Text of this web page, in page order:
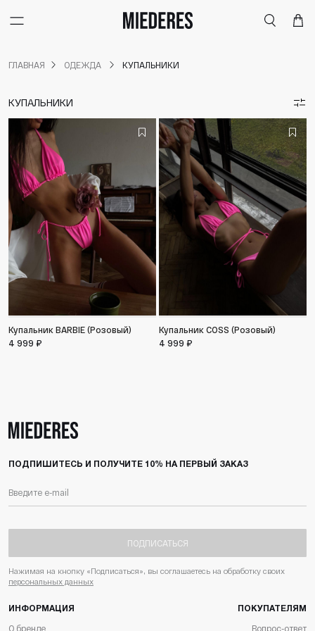
Меню Поиск
ГЛАВНАЯ ОДЕЖДА КУПАЛЬНИКИ
КУПАЛЬНИКИ
Купальник BARBIE (Розовый)
4 999 ₽
Купальник COSS (Розовый)
4 999 ₽
ПОДПИШИТЕСЬ И ПОЛУЧИТЕ 10% НА ПЕРВЫЙ ЗАКАЗ
ПОДПИСАТЬСЯ
Нажимая на кнопку «Подписаться», вы соглашаетесь на обработку своих
персональных данных
ИНФОРМАЦИЯ
О бренде
ПОКУПАТЕЛЯМ
Вопрос-ответ